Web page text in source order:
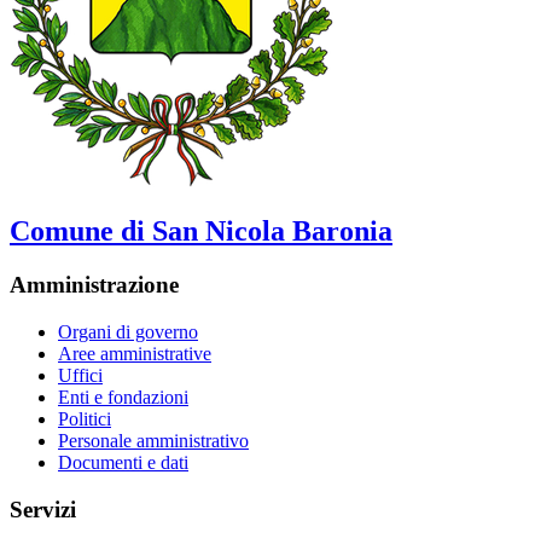
Comune di San Nicola Baronia
Amministrazione
Organi di governo
Aree amministrative
Uffici
Enti e fondazioni
Politici
Personale amministrativo
Documenti e dati
Servizi